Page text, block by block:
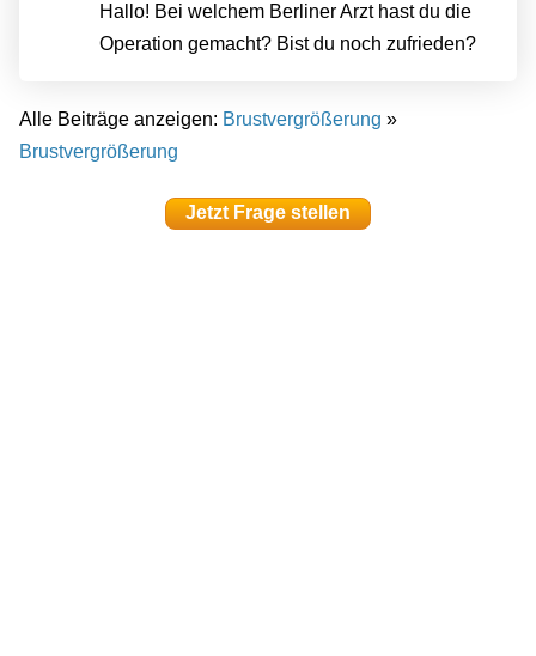
Hallo! Bei welchem ​​Berliner Arzt hast du die
Operation gemacht? Bist du noch zufrieden?
Alle Beiträge anzeigen: Brustvergrößerung »
Brustvergrößerung
Jetzt Frage stellen